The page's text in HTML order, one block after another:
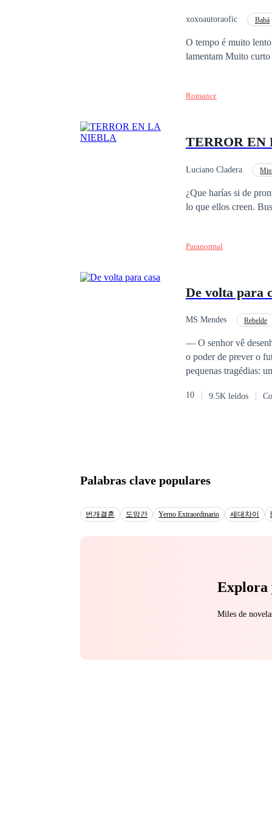
xoxoautoraofic Babá
O tempo é muito
Romance
TERROR
Luciano Cladera
¿Que harías si de pronto un día
lo que ellos creen.
Paranormal
De volta para
MS Mendes Rebelde
— O senhor vê desenhos
o poder de prever o
pequenas tragédias:
amor. Mas depois de
10 9.5K leídos
Palabras clave populares
번개결혼 도망간 Yerno Extraordinario 세대차이
Explora
Miles de